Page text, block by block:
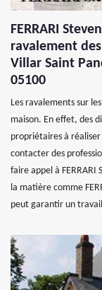
FERRARI
ravalement
Villar Saint
05100
Les ravalements sur
maison. En effet, des
propriétaires à
contacter des
faire appel à
la matière comme
peut garantir un